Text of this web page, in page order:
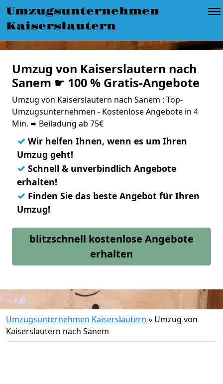
Umzugsunternehmen
Kaiserslautern
Umzug von Kaiserslautern nach
Sanem ☛ 100 % Gratis-Angebote
Umzug von Kaiserslautern nach Sanem : Top-
Umzugsunternehmen - Kostenlose Angebote in 4
Min. ➨ Beiladung ab 75€
✓ Wir helfen Ihnen, wenn es um Ihren
Umzug geht!
✓ Schnell & unverbindlich Angebote
erhalten!
✓ Finden Sie das beste Angebot für Ihren
Umzug!
blitzschnell kostenlose Angebote
erhalten
Umzugsunternehmen Kaiserslautern » Umzug von
Kaiserslautern nach Sanem